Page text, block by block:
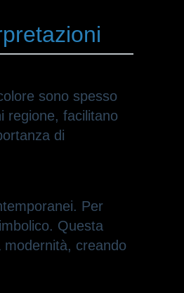
sono spesso
regione, facilitano
di
Per
Questa
modernità, creando